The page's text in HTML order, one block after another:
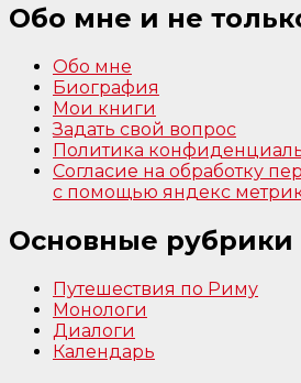
Обо мне и не
Обо мне
Биография
Мои книги
Задать свой вопрос
Политика
Согласие на обработку
с помощью яндекс
Основные рубрики
Путешествия по Риму
Монологи
Диалоги
Календарь